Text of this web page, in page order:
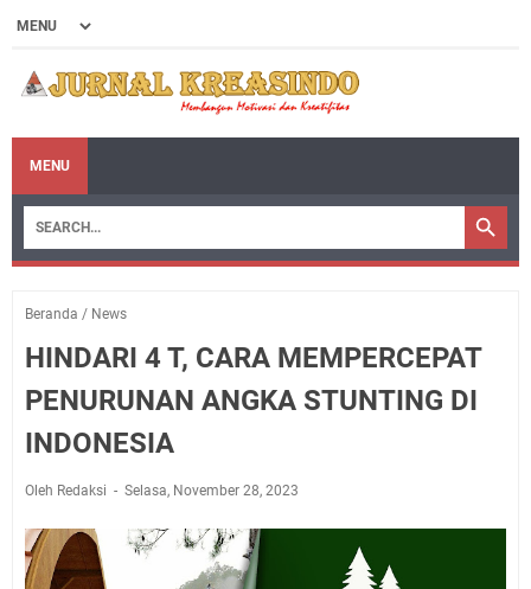
MENU
Beranda / News
HINDARI 4 T, CARA MEMPERCEPAT
PENURUNAN ANGKA STUNTING DI
INDONESIA
Oleh Redaksi Selasa, November 28, 2023